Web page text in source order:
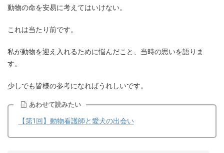
動物の命を安易に考えてはいけない。
これは当たり前です。
私が動物を迎え入れるために悩んだこと、当時の思いを語りま
す。
少しでも皆様の参考になればうれしいです。
あわせて読みたい
【第1回】動物看護師と愛犬の出会い